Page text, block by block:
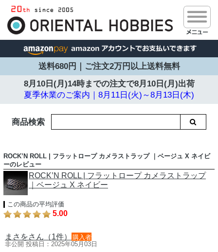
送料680円｜ご注文2万円以上送料無料
8月10日(月)14時までの注文で8月10日(月)出荷
夏季休業のご案内｜8月11日(火)～8月13日(木)
商品検索
ROCK’N ROLL | フラットロープ カメラストラップ ｜ベージュ X ネイビ
ーのレビュー
ROCK’N ROLL | フラットロープ カメラストラップ
｜ベージュ X ネイビー
この商品の平均評価
5.00
まさをさん（1件）
購入者
非公開 投稿日：2025年05月03日